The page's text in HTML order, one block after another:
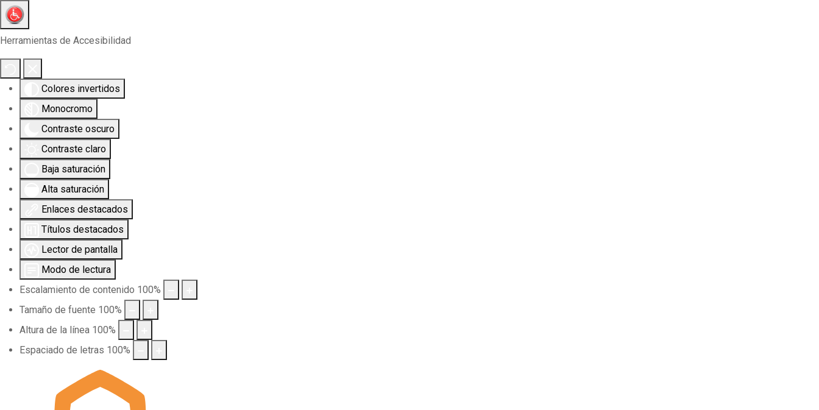
Herramientas de Accesibilidad
Colores invertidos
Monocromo
Contraste oscuro
Contraste claro
Baja saturación
Alta saturación
Enlaces destacados
Títulos destacados
Lector de pantalla
Modo de lectura
Escalamiento de contenido 100%
Tamaño de fuente 100%
Altura de la línea 100%
Espaciado de letras 100%